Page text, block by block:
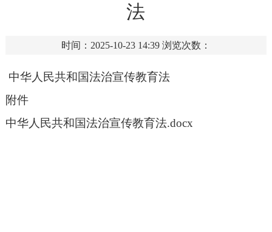
法
时间：2025-10-23 14:39 浏览次数：
中华人民共和国法治宣传教育法
附件
中华人民共和国法治宣传教育法.docx